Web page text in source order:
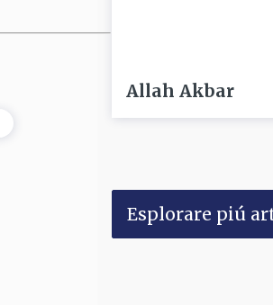
Allah Akbar
Esplorare piú